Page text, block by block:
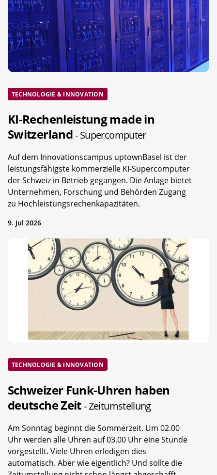
TECHNOLOGIE & INNOVATION
KI-Rechenleistung made in
Switzerland- Supercomputer
Auf dem Innovationscampus uptownBasel ist der
leistungsfähigste kommerzielle KI-Supercomputer
der Schweiz in Betrieb gegangen. Die Anlage bietet
Unternehmen, Forschung und Behörden Zugang
zu Hochleistungsrechenkapazitäten.
9. Jul 2026
TECHNOLOGIE & INNOVATION
Schweizer Funk-Uhren haben
deutsche Zeit- Zeitumstellung
Am Sonntag beginnt die Sommerzeit. Um 02.00
Uhr werden alle Uhren auf 03.00 Uhr eine Stunde
vorgestellt. Viele Uhren erledigen dies
automatisch. Aber wie eigentlich? Und sollte die